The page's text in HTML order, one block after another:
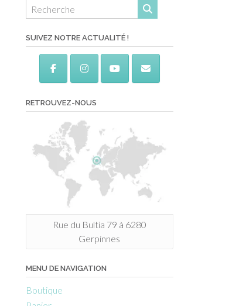
SUIVEZ NOTRE ACTUALITÉ !
RETROUVEZ-NOUS
Rue du Bultia 79 à 6280
Gerpinnes
MENU DE NAVIGATION
Boutique